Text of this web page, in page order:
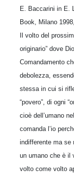
E. Baccarini in E.
Book, Milano
Il volto del
originario” dove
Comandamento
debolezza,
stessa in cui si
“povero”, di ogni
cioè dell’umano
comanda l’io
indifferente ma se
un umano che è il
volto come volto